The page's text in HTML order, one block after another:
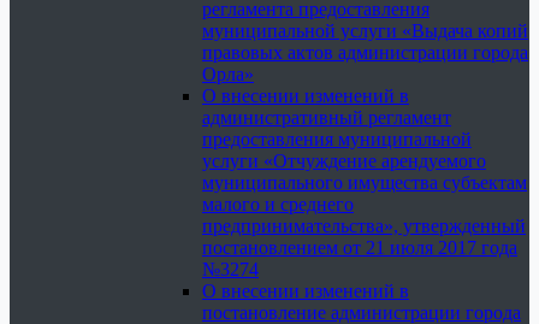
регламента предоставления
муниципальной услуги «Выдача копий
правовых актов администрации города
Орла»
О внесении изменений в
административный регламент
предоставления муниципальной
услуги «Отчуждение арендуемого
муниципального имущества субъектам
малого и среднего
предпринимательства», утвержденный
постановлением от 21 июля 2017 года
№3274
О внесении изменений в
постановление администрации города